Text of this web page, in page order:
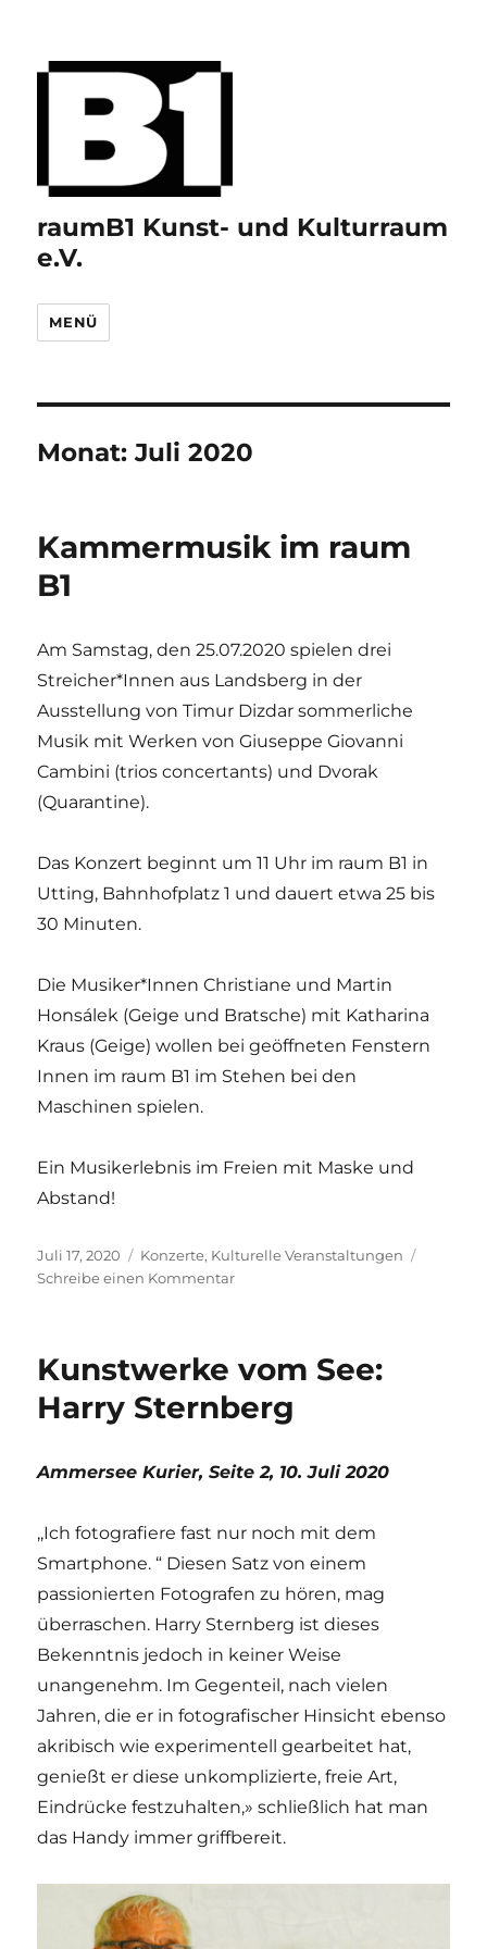
raumB1 Kunst- und Kulturraum
e.V.
MENÜ
Monat:Juli 2020
Kammermusik im raum
B1
Am Samstag, den 25.07.2020 spielen drei
Streicher*Innen aus Landsberg in der
Ausstellung von Timur Dizdar sommerliche
Musik mit Werken von Giuseppe Giovanni
Cambini (trios concertants) und Dvorak
(Quarantine).
Das Konzert beginnt um 11 Uhr im raum B1 in
Utting, Bahnhofplatz 1 und dauert etwa 25 bis
30 Minuten.
Die Musiker*Innen Christiane und Martin
Honsálek (Geige und Bratsche) mit Katharina
Kraus (Geige) wollen bei geöffneten Fenstern
Innen im raum B1 im Stehen bei den
Maschinen spielen.
Ein Musikerlebnis im Freien mit Maske und
Abstand!
Veröffentlicht
am
Juli 17, 2020 Kategorien
Konzerte, Kulturelle Veranstaltungen
Schreibe einen Kommentarzu
B1
Kunstwerke vom See:
Harry Sternberg
Ammersee Kurier, Seite 2, 10. Juli 2020
,,Ich fotografiere fast nur noch mit dem
Smartphone. “ Diesen Satz von einem
passionierten Fotografen zu hören, mag
überraschen. Harry Sternberg ist dieses
Bekenntnis jedoch in keiner Weise
unangenehm. Im Gegenteil, nach vielen
Jahren, die er in fotografischer Hinsicht ebenso
akribisch wie experimentell gearbeitet hat,
genießt er diese unkomplizierte, freie Art,
Eindrücke festzuhalten,» schließlich hat man
das Handy immer griffbereit.